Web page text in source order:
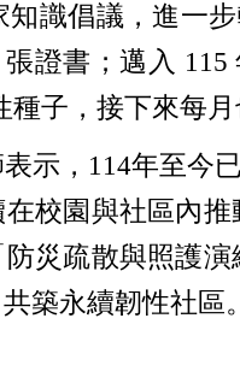
識倡議，進一步
張證書；邁入
種子，接下來每
示，114年至今
校園與社區內
災疏散與照護
築永續韌性社區。